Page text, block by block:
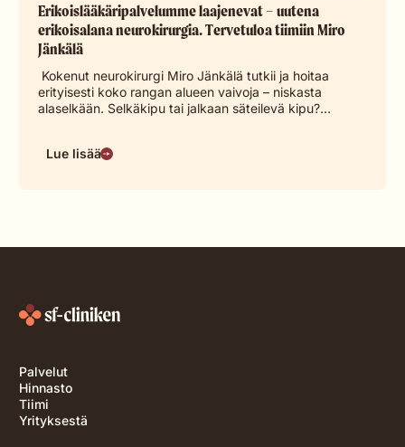
Erikoislääkäripalvelumme laajenevat – uutena
erikoisalana neurokirurgia. Tervetuloa tiimiin Miro
Jänkälä
Kokenut neurokirurgi Miro Jänkälä tutkii ja hoitaa
erityisesti koko rangan alueen vaivoja – niskasta
alaselkään. Selkäkipu tai jalkaan säteilevä kipu?…
Lue lisää
Palvelut
Hinnasto
Tiimi
Yrityksestä